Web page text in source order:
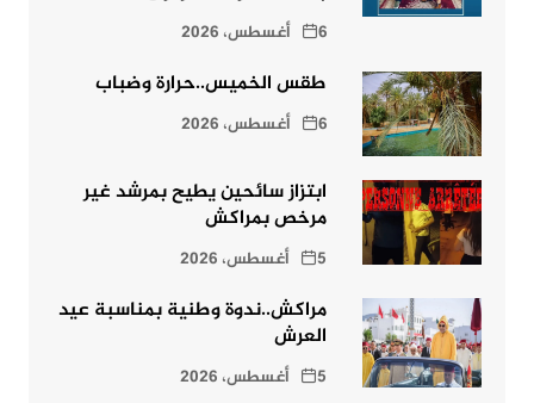
6 أغسطس، 2026
طقس الخميس..حرارة وضباب
6 أغسطس، 2026
ابتزاز سائحين يطيح بمرشد غير
مرخص بمراكش
5 أغسطس، 2026
مراكش..ندوة وطنية بمناسبة عيد
العرش
5 أغسطس، 2026